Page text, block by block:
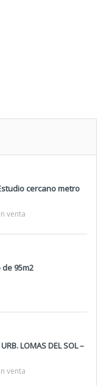
cercano metro
venta
de 95m2
LOMAS DEL SOL –
venta